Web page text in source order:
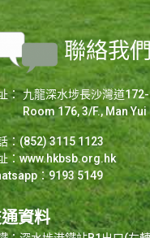
聯絡我們
： 九龍深水埗長沙灣道
Room 176, 3/F., Man
：(852) 3115 1123
：www.hkbsb.org.hk
：9193 5149
資料